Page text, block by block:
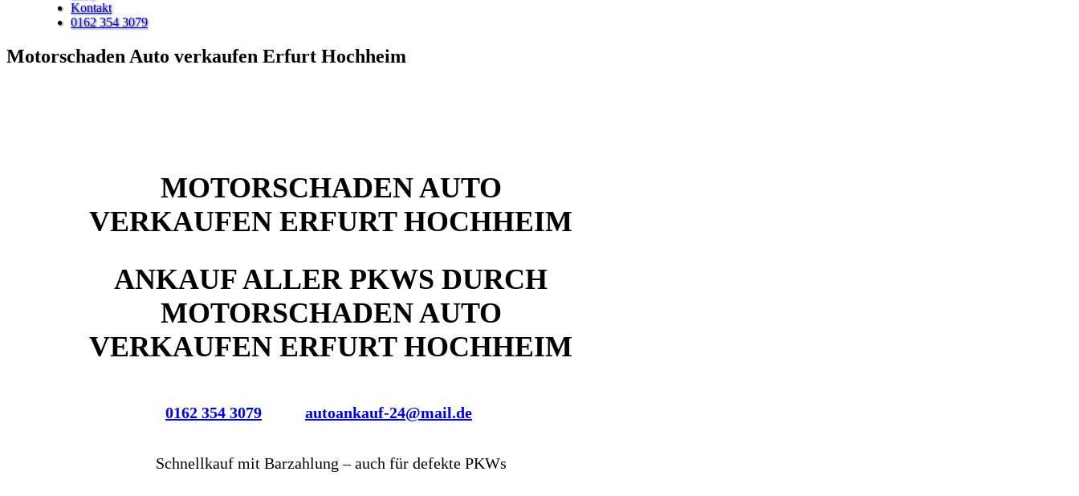
Kontakt
0162 354 3079
Motorschaden Auto verkaufen Erfurt Hochheim
MOTORSCHADEN AUTO
VERKAUFEN ERFURT HOCHHEIM
ANKAUF ALLER PKWS DURCH
MOTORSCHADEN AUTO
VERKAUFEN ERFURT HOCHHEIM
0162 354 3079 autoankauf-24@mail.de
Schnellkauf mit Barzahlung – auch für defekte PKWs